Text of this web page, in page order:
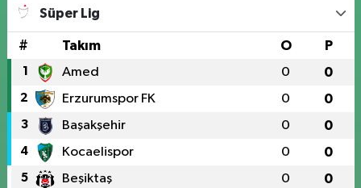
Süper Lig
# Takım O P
1 Amed 0 0
2 Erzurumspor FK 0 0
3 Başakşehir 0 0
4 Kocaelispor 0 0
5 Beşiktaş 0 0